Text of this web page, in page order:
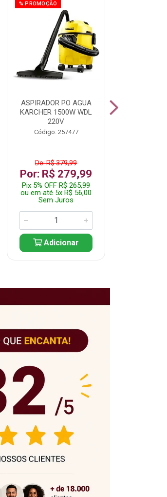
% PROMOÇÃO
ASPIRADOR PO AGUA
KARCHER 1500W WDL
220V
Código: 257477
De: R$ 379,99
Por: R$ 279,99
Pix 5% OFF R$ 265,99
ou em até 5x R$ 56,00
Sem Juros
Adicionar